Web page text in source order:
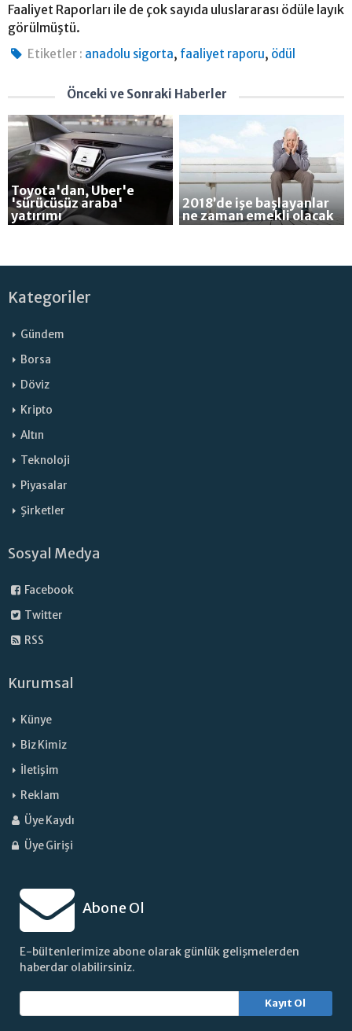
Faaliyet Raporları ile de çok sayıda uluslararası ödüle layık
görülmüştü.
Etiketler : anadolu sigorta, faaliyet raporu, ödül
Önceki ve Sonraki Haberler
Toyota'dan, Uber'e
'sürücüsüz araba'
yatırımı
2018’de işe başlayanlar
ne zaman emekli olacak
Kategoriler
Gündem
Borsa
Döviz
Kripto
Altın
Teknoloji
Piyasalar
Şirketler
Sosyal Medya
Facebook
Twitter
RSS
Kurumsal
Künye
Biz Kimiz
İletişim
Reklam
Üye Kaydı
Üye Girişi
Abone Ol
E-bültenlerimize abone olarak günlük gelişmelerden
haberdar olabilirsiniz.
Kayıt Ol